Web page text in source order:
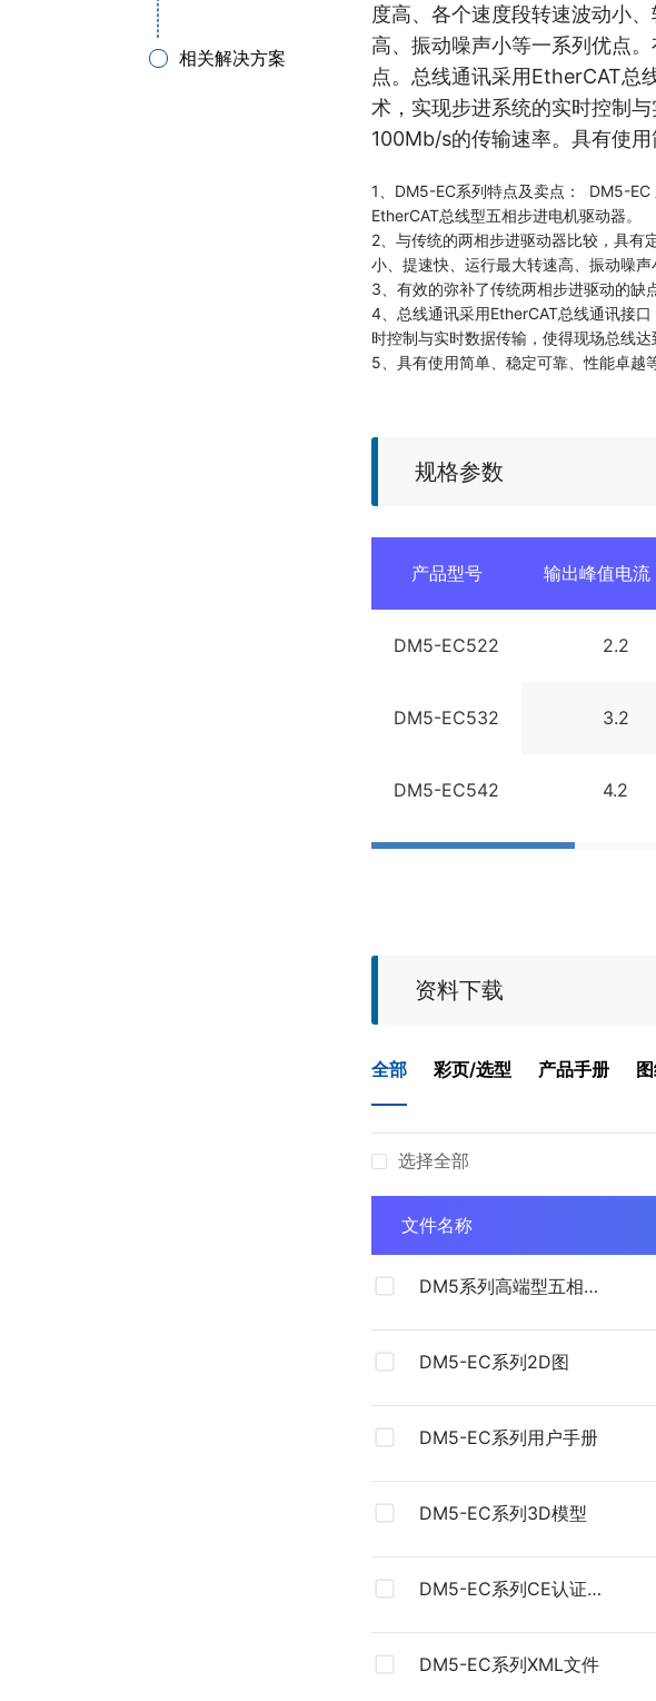
相关解决方案
度高、各个速度段转速波动小
高、振动噪声小等一系列优点
点。总线通讯采用EtherCAT总
术，实现步进系统的实时控制
100Mb/s的传输速率。具有使用
1、DM5-EC系列特点及卖点： DM5-
EtherCAT总线型五相步进电机驱动器。
2、与传统的两相步进驱动器比较，具有
小、提速快、运行最大转速高、振动噪声
3、有效的弥补了传统两相步进驱动的缺
4、总线通讯采用EtherCAT总线通讯接
时控制与实时数据传输，使得现场总线
5、具有使用简单、稳定可靠、性能卓越
规格参数
产品型号 输出峰值电流
DM5-EC522 2.2
DM5-EC532 3.2
DM5-EC542 4.2
资料下载
全部 彩页/选型 产品手册
选择全部
文件名称
DM5系列高端型五相步
DM5-EC系列2D图
DM5-EC系列用户手册
DM5-EC系列3D模型
DM5-EC系列CE认证资
DM5-EC系列XML文件